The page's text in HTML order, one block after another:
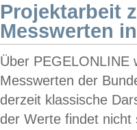
Projektarbeit
Messwerten
Über PEGELONLINE
Messwerten der
derzeit klassische
der Werte findet